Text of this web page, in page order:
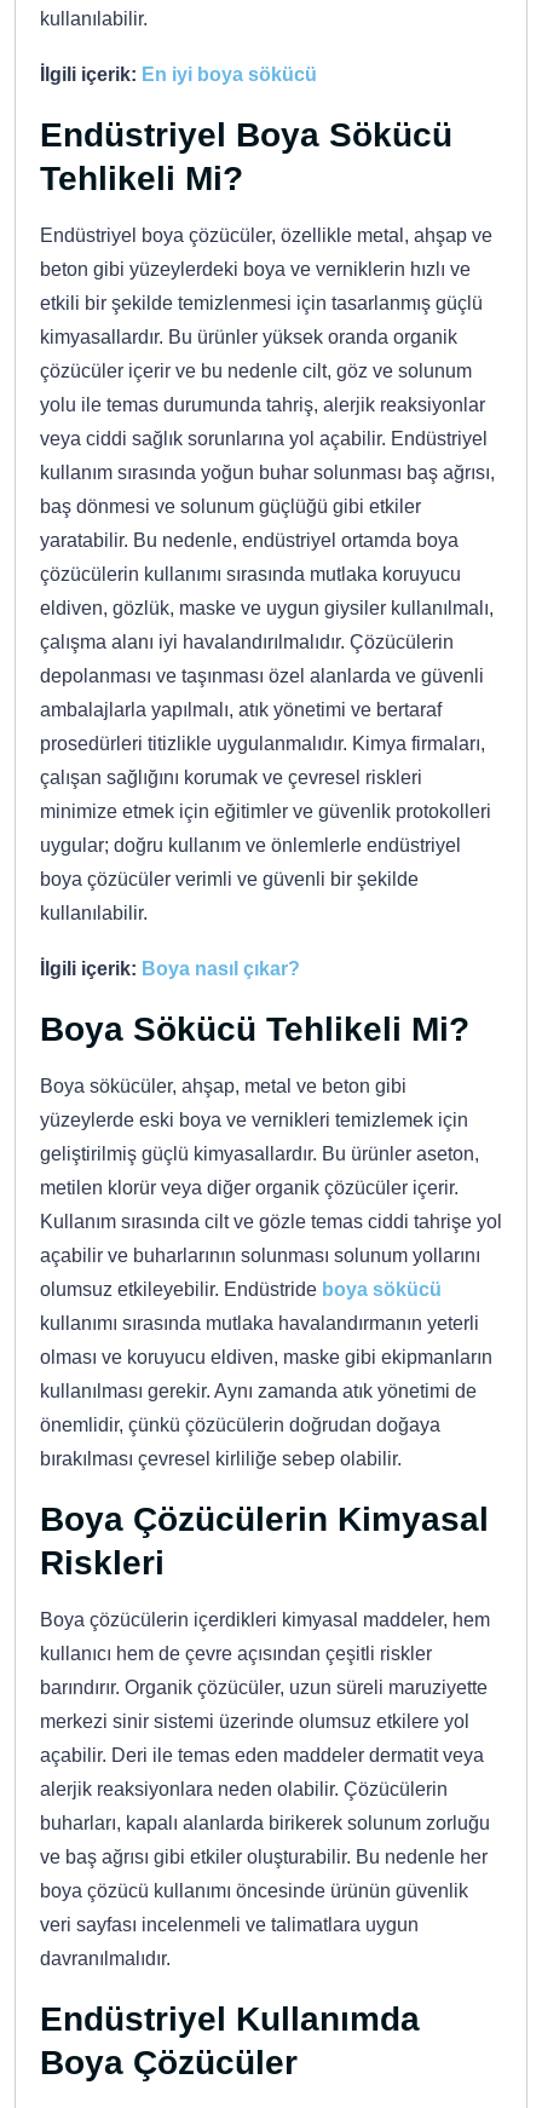
kullanılabilir.
İlgili içerik: En iyi boya sökücü
Endüstriyel Boya Sökücü
Tehlikeli Mi?
Endüstriyel boya çözücüler, özellikle metal, ahşap ve
beton gibi yüzeylerdeki boya ve verniklerin hızlı ve
etkili bir şekilde temizlenmesi için tasarlanmış güçlü
kimyasallardır. Bu ürünler yüksek oranda organik
çözücüler içerir ve bu nedenle cilt, göz ve solunum
yolu ile temas durumunda tahriş, alerjik reaksiyonlar
veya ciddi sağlık sorunlarına yol açabilir. Endüstriyel
kullanım sırasında yoğun buhar solunması baş ağrısı,
baş dönmesi ve solunum güçlüğü gibi etkiler
yaratabilir. Bu nedenle, endüstriyel ortamda boya
çözücülerin kullanımı sırasında mutlaka koruyucu
eldiven, gözlük, maske ve uygun giysiler kullanılmalı,
çalışma alanı iyi havalandırılmalıdır. Çözücülerin
depolanması ve taşınması özel alanlarda ve güvenli
ambalajlarla yapılmalı, atık yönetimi ve bertaraf
prosedürleri titizlikle uygulanmalıdır. Kimya firmaları,
çalışan sağlığını korumak ve çevresel riskleri
minimize etmek için eğitimler ve güvenlik protokolleri
uygular; doğru kullanım ve önlemlerle endüstriyel
boya çözücüler verimli ve güvenli bir şekilde
kullanılabilir.
İlgili içerik: Boya nasıl çıkar?
Boya Sökücü Tehlikeli Mi?
Boya sökücüler, ahşap, metal ve beton gibi
yüzeylerde eski boya ve vernikleri temizlemek için
geliştirilmiş güçlü kimyasallardır. Bu ürünler aseton,
metilen klorür veya diğer organik çözücüler içerir.
Kullanım sırasında cilt ve gözle temas ciddi tahrişe yol
açabilir ve buharlarının solunması solunum yollarını
olumsuz etkileyebilir. Endüstride boya sökücü
kullanımı sırasında mutlaka havalandırmanın yeterli
olması ve koruyucu eldiven, maske gibi ekipmanların
kullanılması gerekir. Aynı zamanda atık yönetimi de
önemlidir, çünkü çözücülerin doğrudan doğaya
bırakılması çevresel kirliliğe sebep olabilir.
Boya Çözücülerin Kimyasal
Riskleri
Boya çözücülerin içerdikleri kimyasal maddeler, hem
kullanıcı hem de çevre açısından çeşitli riskler
barındırır. Organik çözücüler, uzun süreli maruziyette
merkezi sinir sistemi üzerinde olumsuz etkilere yol
açabilir. Deri ile temas eden maddeler dermatit veya
alerjik reaksiyonlara neden olabilir. Çözücülerin
buharları, kapalı alanlarda birikerek solunum zorluğu
ve baş ağrısı gibi etkiler oluşturabilir. Bu nedenle her
boya çözücü kullanımı öncesinde ürünün güvenlik
veri sayfası incelenmeli ve talimatlara uygun
davranılmalıdır.
Endüstriyel Kullanımda
Boya Çözücüler